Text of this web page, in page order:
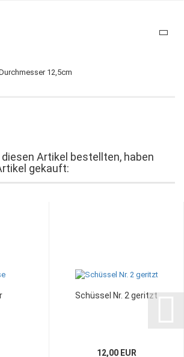
12,5cm
Artikel bestellten, haben
gekauft:
Schüssel Nr. 2 geritzt
12,00 EUR